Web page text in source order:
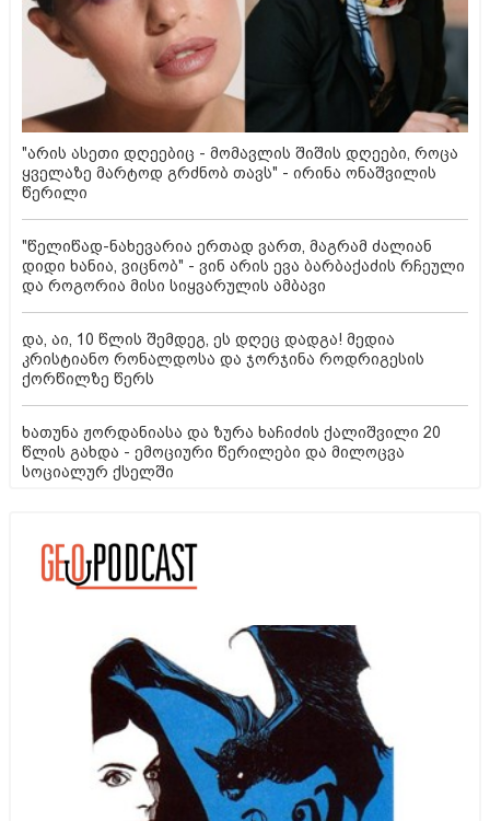
"არის ასეთი დღეებიც - მომავლის შიშის დღეები, როცა
ყველაზე მარტოდ გრძნობ თავს" - ირინა ონაშვილის
წერილი
"წელიწად-ნახევარია ერთად ვართ, მაგრამ ძალიან
დიდი ხანია, ვიცნობ" - ვინ არის ევა ბარბაქაძის რჩეული
და როგორია მისი სიყვარულის ამბავი
და, აი, 10 წლის შემდეგ, ეს დღეც დადგა! მედია
კრისტიანო რონალდოსა და ჯორჯინა როდრიგესის
ქორწილზე წერს
ხათუნა ჟორდანიასა და ზურა ხაჩიძის ქალიშვილი 20
წლის გახდა - ემოციური წერილები და მილოცვა
სოციალურ ქსელში